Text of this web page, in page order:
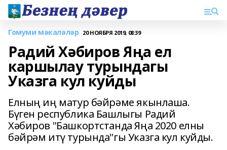
Гомуми мәкаләләр 20 НОЯБРЯ 2019, 08:39
Радий Хәбиров Яңа ел
каршылау турындагы
Указга кул куйды
Елның иң матур бәйрәме якынлаша.
Бүген республика Башлыгы Радий
Хәбиров "Башкортстанда Яңа 2020 елны
бәйрәм итү турында"гы Указга кул куйды.